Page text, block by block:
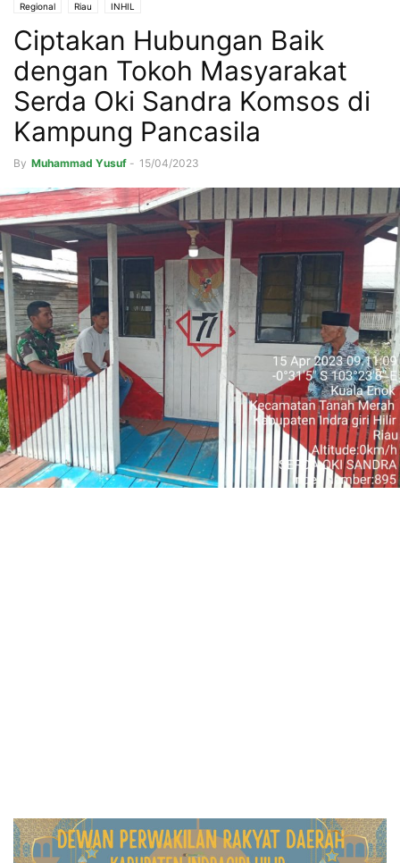
Regional Riau INHIL
Ciptakan Hubungan Baik
dengan Tokoh Masyarakat
Serda Oki Sandra Komsos di
Kampung Pancasila
By Muhammad Yusuf - 15/04/2023